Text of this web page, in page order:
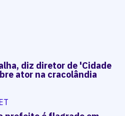
diz diretor de 'Cidade
ator na cracolândia